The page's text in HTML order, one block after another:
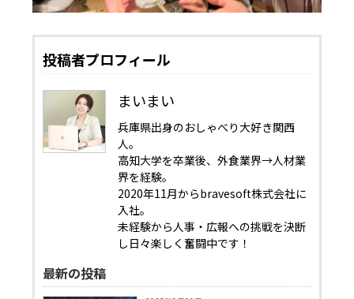
投稿者プロフィール
まいまい
兵庫県出身のおしゃべり大好き関西
人。
高知大学を卒業後、外食業界→人材業
界を経験。
2020年11月からbravesoft株式会社に
入社。
未経験から人事・広報への挑戦を決断
し日々楽しく奮闘中です！
最新の投稿